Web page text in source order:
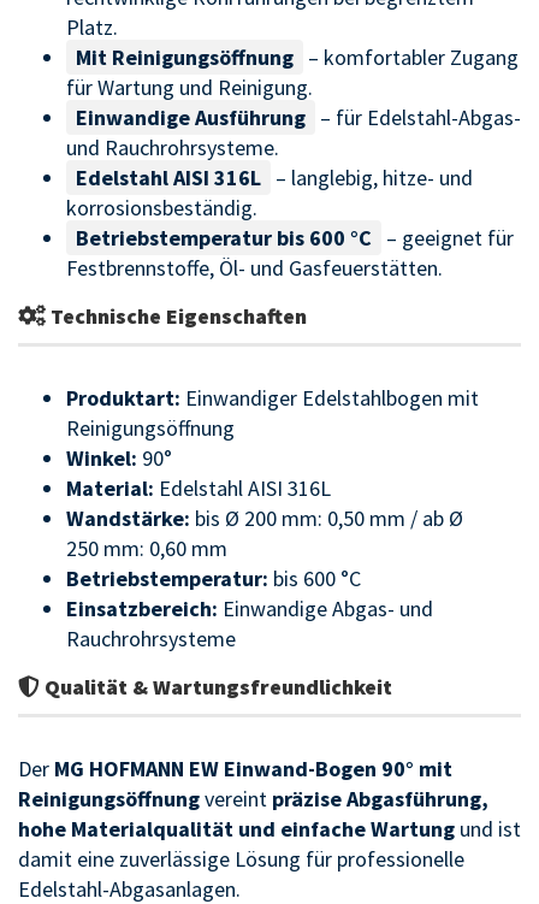
Platz.
Mit Reinigungsöffnung – komfortabler Zugang
für Wartung und Reinigung.
Einwandige Ausführung – für Edelstahl-Abgas-
und Rauchrohrsysteme.
Edelstahl AISI 316L – langlebig, hitze- und
korrosionsbeständig.
Betriebstemperatur bis 600 °C
– geeignet für
Festbrennstoffe, Öl- und Gasfeuerstätten.
Technische Eigenschaften
Produktart: Einwandiger Edelstahlbogen mit
Reinigungsöffnung
Winkel: 90°
Material: Edelstahl AISI 316L
Wandstärke: bis Ø 200 mm: 0,50 mm / ab Ø
250 mm: 0,60 mm
Betriebstemperatur: bis 600 °C
Einsatzbereich: Einwandige Abgas- und
Rauchrohrsysteme
Qualität & Wartungsfreundlichkeit
Der MG HOFMANN EW Einwand-Bogen 90° mit
Reinigungsöffnungvereint präzise Abgasführung,
hohe Materialqualität und einfache Wartung und ist
damit eine zuverlässige Lösung für professionelle
Edelstahl-Abgasanlagen.